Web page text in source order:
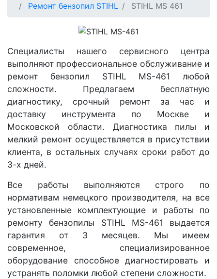
Ремонт бензопил STIHL
STIHL MS 461
Специалисты нашего сервисного центра
выполняют профессиональное обслуживание и
ремонт бензопил STIHL MS-461 любой
сложности. Предлагаем бесплатную
диагностику, срочный ремонт за час и
доставку инструмента по Москве и
Московской области. Диагностика пилы и
мелкий ремонт осуществляется в присутствии
клиента, в остальных случаях сроки работ до
3-х дней.
Все работы выполняются строго по
нормативам немецкого производителя, на все
установленные комплектующие и работы по
ремонту бензопилы STIHL MS-461 выдается
гарантия от 3 месяцев. Мы имеем
современное, специализированное
оборудование способное диагностировать и
устранять поломки любой степени сложности.